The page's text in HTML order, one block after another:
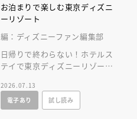
お泊まりで楽しむ東京ディズニ
ーリゾート
編：ディズニーファン編集部
日帰りで終わらない！ホテルス
テイで東京ディズニーリゾート
冊が新登場！
2026.07.13
電子あり
試し読み